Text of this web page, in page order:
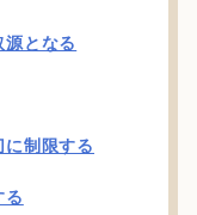
となる
制限する